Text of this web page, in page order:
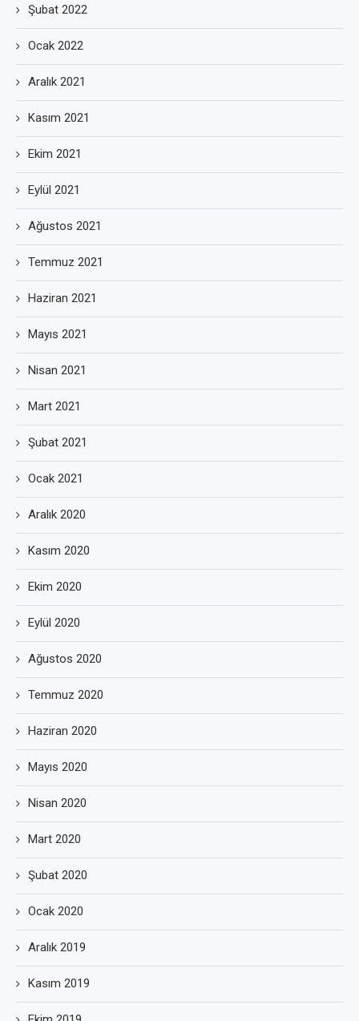
Şubat 2022
Ocak 2022
Aralık 2021
Kasım 2021
Ekim 2021
Eylül 2021
Ağustos 2021
Temmuz 2021
Haziran 2021
Mayıs 2021
Nisan 2021
Mart 2021
Şubat 2021
Ocak 2021
Aralık 2020
Kasım 2020
Ekim 2020
Eylül 2020
Ağustos 2020
Temmuz 2020
Haziran 2020
Mayıs 2020
Nisan 2020
Mart 2020
Şubat 2020
Ocak 2020
Aralık 2019
Kasım 2019